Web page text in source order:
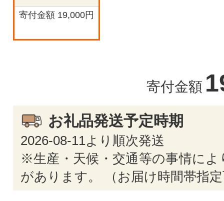
寄付金額 19,000円
寄付金額
お礼品発送予定時期
2026-08-11より順次発送
※生産・天候・交通等の事情によ
があります。 （お届け時間帯指